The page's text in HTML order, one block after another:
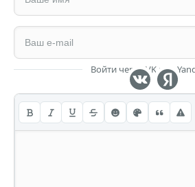
Войти через VK или